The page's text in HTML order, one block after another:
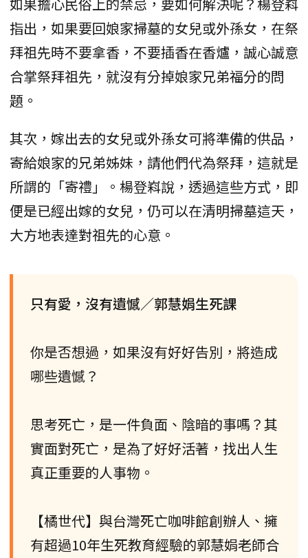
指出，如果要回娘家掃墓的女兒或外孫女，在祭
拜祖先時不要拿香，不要插香在香爐，誠心誠意
合掌祭拜祖先，就沒有分掉娘家兄弟福分的問
題。
其次，嫁出去的女兒或外孫女可將準備的供品，
寄給娘家的兄弟姊妹，請他們代為祭拜，這就是
所謂的「寄禮」。楊登嵙說，透過這些方式，即
便是已經出嫁的女兒，仍可以在清明掃墓這天，
大方地表達對祖先的心意。
只有愛，沒有遺憾／郭慧娟生死課
你是否想過，如果沒有好好告別，將造成
哪些遺憾？
思考死亡，是一件負面、陰暗的事嗎？其
實面對死亡，是為了好好活著，找出人生
真正重要的人事物。
【橘世代】與台灣死亡咖啡館創辦人、擁
有超過10年生死教育經驗的郭慧娟老師合